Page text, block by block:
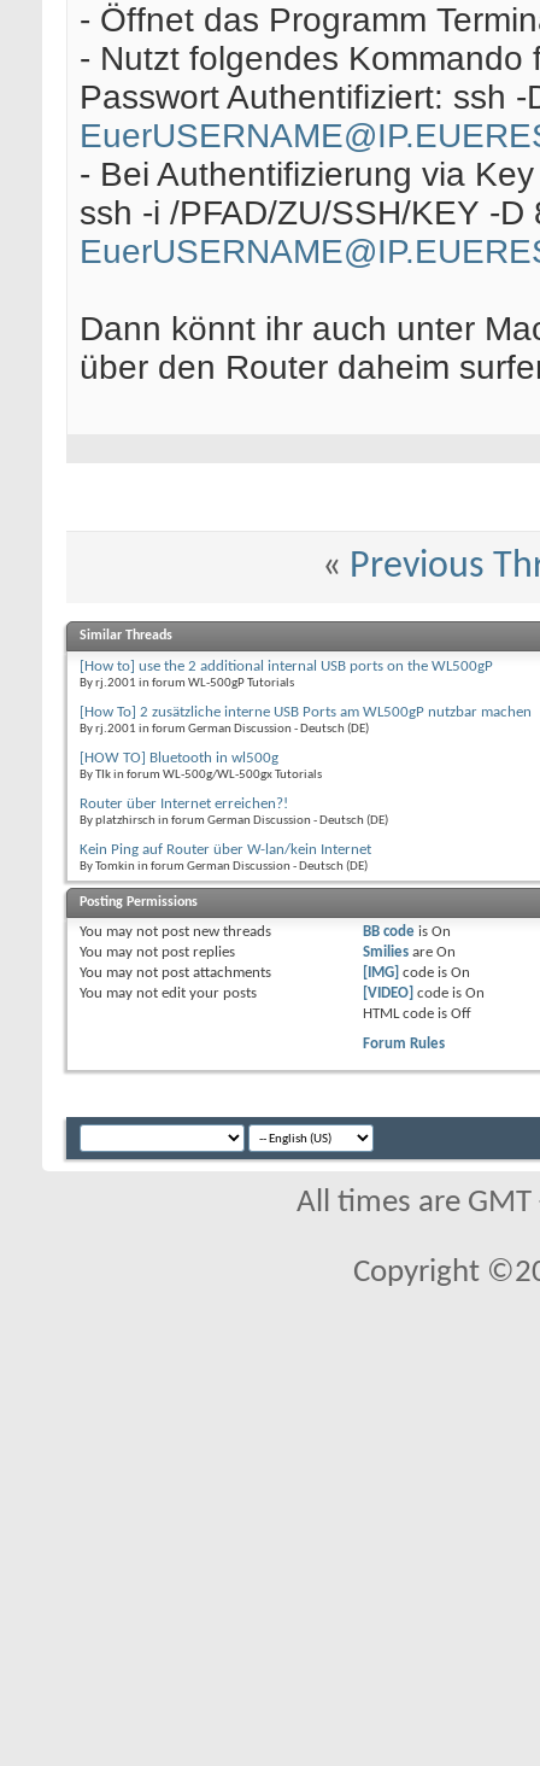
- Öffnet das Programm
- Nutzt folgendes
Passwort Authentifiziert: ssh -
- Bei Authentifizierung via
ssh -i /PFAD/ZU/SSH/KEY -D
Dann könnt ihr auch unter
über den Router daheim
« Previous
Similar Threads
[How to] use the 2 additional internal USB ports on the WL500gP
By rj.2001 in forum WL-500gP Tutorials
[How To] 2 zusätzliche interne USB Ports am WL500gP nutzbar machen
By rj.2001 in forum German Discussion - Deutsch (DE)
[HOW TO] Bluetooth in wl500g
By TIk in forum WL-500g/WL-500gx Tutorials
Router über Internet erreichen?!
By platzhirsch in forum German Discussion - Deutsch (DE)
Kein Ping auf Router über W-lan/kein Internet
By Tomkin in forum German Discussion - Deutsch (DE)
Posting Permissions
You may not post new threads
You may not post replies
You may not post attachments
You may not edit your posts
BB codeis On
Smiliesare On
[IMG] code is On
[VIDEO] code is On
HTML code is Off
Forum Rules
All times are
Copyright